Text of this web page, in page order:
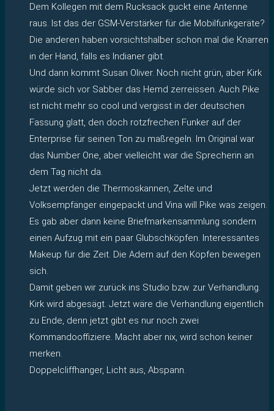
Dem Kollegen mit dem Rucksack guckt eine Antenne
raus. Ist das der GSM-Verstärker für die Mobilfunkgeräte?
Die anderen haben vorsichtshalber schon mal die Knarren
in der Hand, falls es Indianer gibt.
Und dann kommt Susan Oliver. Noch nicht grün, aber Kirk
würde sich vor Sabber das Hemd zerreissen. Auch Pike
ist nicht mehr so cool und vergisst in der deutschen
Fassung glatt, den doch rotzfrechen Funker auf der
Enterprise für seinen Ton zu maßregeln. Im Original war
das Number One, aber vielleicht war die Sprecherin an
dem Tag nicht da.
Jetzt werden die Thermoskannen, Zelte und
Volksempfänger eingepackt und Vina will Pike was zeigen.
Es gab aber dann keine Briefmarkensammlung sondern
einen Aufzug mit ein paar Glubschköpfen. Interessantes
Makeup für die Zeit. Die Adern auf den Köpfen bewegen
sich.
Damit geben wir zurück ins Studio bzw. zur Verhandlung.
Kirk wird abgesägt. Jetzt wäre die Verhandlung eigentlich
zu Ende, denn jetzt gibt es nur noch zwei
Kommandooffiziere. Macht aber nix, wird schon keiner
merken.
Doppelcliffhanger, Licht aus, Abspann.